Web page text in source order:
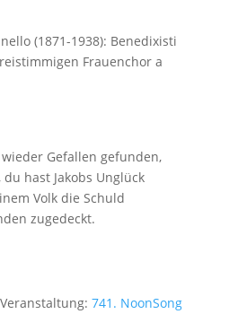
(1871-1938): Benedixisti
Frauenchor a
Gefallen gefunden,
hast Jakobs Unglück
Volk die Schuld
zugedeckt.
741. NoonSong